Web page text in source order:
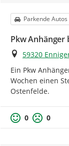
Kategorie
Parkende Autos
Pkw Anhänger
Ort
59320
Ein Pkw
Wochen einen
Ostenfelde.
0 0